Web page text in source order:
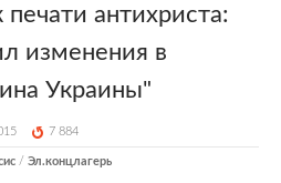
антихриста:
изменения в
Украины"
7 884
/ Эл.концлагерь